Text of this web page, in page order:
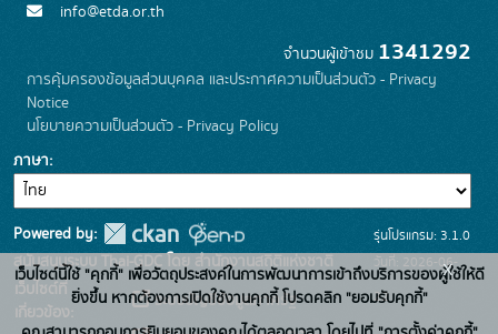
info@etda.or.th
จำนวนผู้เข้าชม 1341292
การคุ้มครองข้อมูลส่วนบุคคล และประกาศความเป็นส่วนตัว - Privacy
Notice
นโยบายความเป็นส่วนตัว - Privacy Policy
ภาษา
Powered by:
สนับสนุนระบบ Thai-GDC โดย สำนักงานสถิติแห่งชาติ
เว็บไซต์ที่
เกี่ยวข้อง:
ระบบบัญชีข้อมูลภาครัฐ
รุ่นโปรแกรม: 3.1.0
วันที่: 2026-06-
22
เว็บไซต์นี้ใช้ "คุกกี้" เพื่อวัตถุประสงค์ในการพัฒนาการเข้าถึงบริการของผู้ใช้ให้ดี
ยิ่งขึ้น หากต้องการเปิดใช้งานคุกกี้ โปรดคลิก "ยอมรับคุกกี้"
x